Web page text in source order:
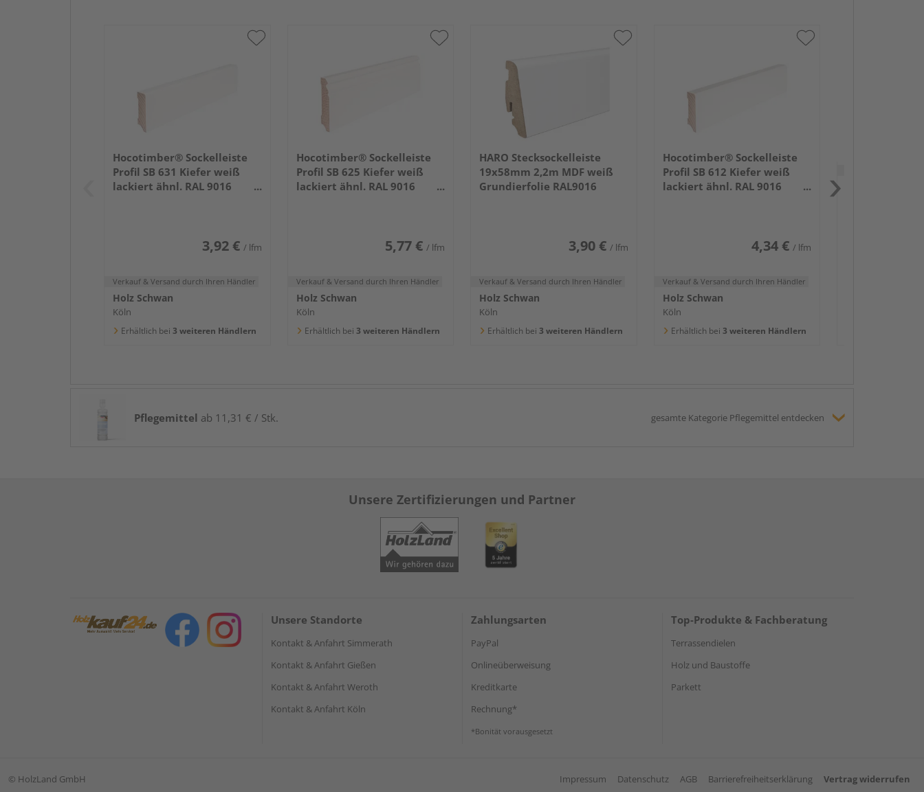
Hocotimber® Sockelleiste
Profil SB 631 Kiefer weiß
lackiert ähnl. RAL 9016
3,92 € / lfm
Verkauf & Versand durch Ihren Händler
Holz Schwan
Köln
Erhältlich bei 3 weiteren Händlern
Hocotimber® Sockelleiste
Profil SB 625 Kiefer weiß
lackiert ähnl. RAL 9016
5,77 € / lfm
Verkauf & Versand durch Ihren Händler
Holz Schwan
Köln
Erhältlich bei 3 weiteren Händlern
HARO Stecksockelleiste
19x58mm 2,2m MDF weiß
Grundierfolie RAL9016
3,90 € / lfm
Verkauf & Versand durch Ihren Händler
Holz Schwan
Köln
Erhältlich bei 3 weiteren Händlern
Hocotimber® Sockelleiste
Profil SB 612 Kiefer weiß
lackiert ähnl. RAL 9016
4,34 € / lfm
Verkauf & Versand durch Ihren Händler
Holz Schwan
Köln
Erhältlich bei 3 weiteren Händlern
Pflegemittel ab 11,31 € / Stk. gesamte Kategorie Pflegemittel entdecken
Unsere Zertifizierungen und Partner
Unsere Standorte
Kontakt & Anfahrt Simmerath
Kontakt & Anfahrt Gießen
Kontakt & Anfahrt Weroth
Kontakt & Anfahrt Köln
Zahlungsarten
PayPal
Onlineüberweisung
Kreditkarte
Rechnung*
*Bonität vorausgesetzt
Top-Produkte & Fachberatung
Terrassendielen
Holz und Baustoffe
Parkett
© HolzLand GmbH Impressum Datenschutz AGB Barrierefreiheitserklärung Vertrag widerrufen